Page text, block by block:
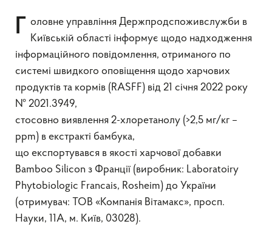
Головне управління Держпродспоживслужби в
Київській області інформує щодо надходження
інформаційного повідомлення, отриманого по
системі швидкого оповіщення щодо харчових
продуктів та кормів (RASFF) від 21 січня 2022 року
№ 2021.3949,
стосовно виявлення 2-хлоретанолу (>2,5 мг/кг –
ppm) в екстракті бамбука,
що експортувався в якості харчової добавки
Bamboo Silicon з Франції (виробник: Laboratoiry
Phytobiologic Francais, Rosheim) до України
(отримувач: ТОВ «Компанія Вітамакс», просп.
Науки, 11А, м. Київ, 03028).